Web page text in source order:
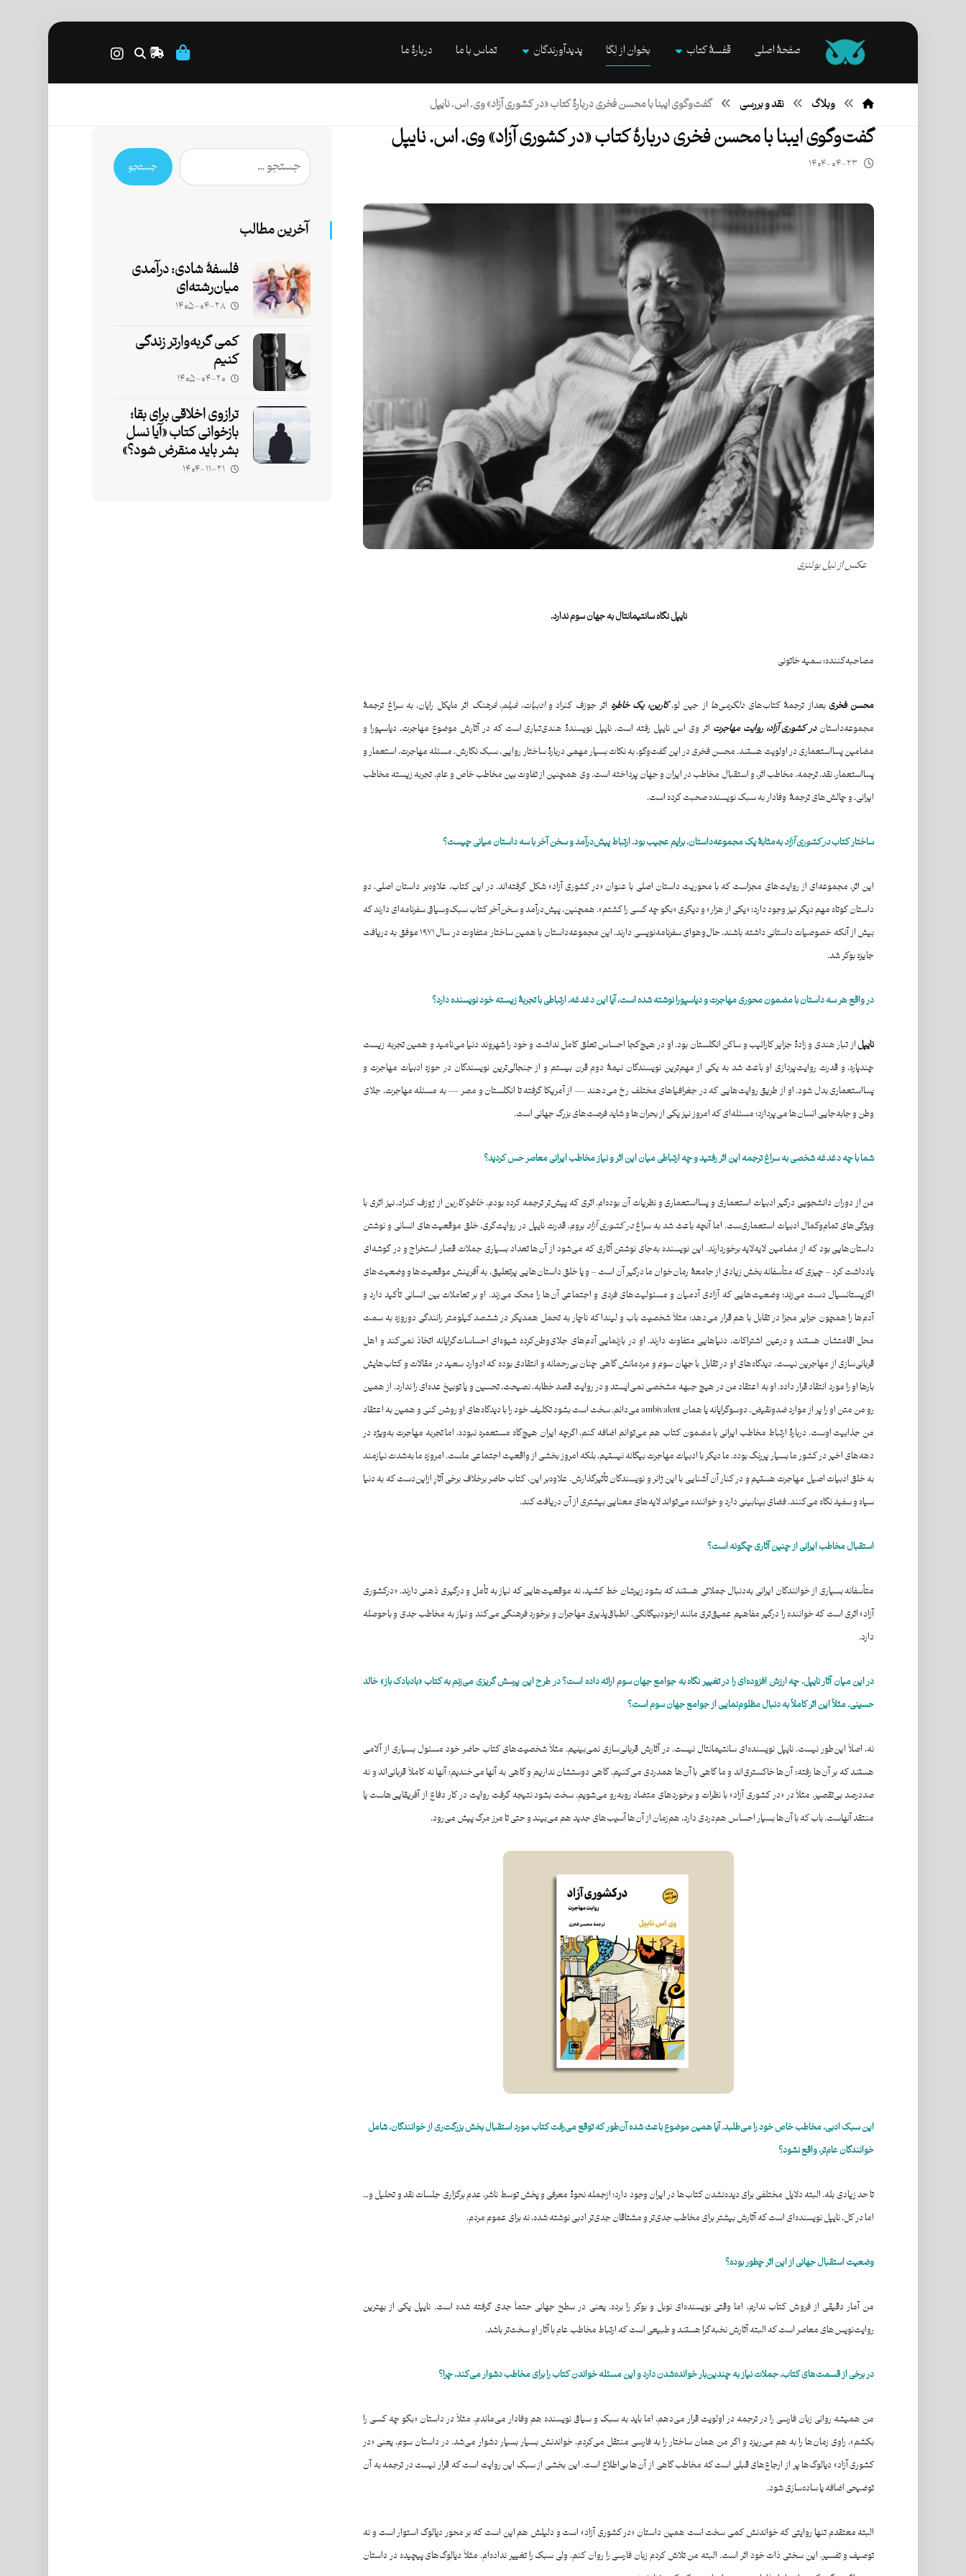
صفحۀ اصلی قفسۀ کتاب بخوان از لِگا پدیدآورندگان تماس با ما دربارۀ ما
وبلاگ نقد و بررسی گفت‌و‌گوی ایبنا با محسن فخری دربارهٔ کتاب «در کشوری آزاد» وی. اس. نایپل
گفت‌و‌گوی ایبنا با محسن فخری دربارهٔ کتاب «در کشوری آزاد» وی. اس. نایپل
۱۴۰۴-۰۴-۲۳
عکس از نیل بوئنزی
نایپلنگاه سانتیمانتال به جهان سوم ندارد.
مصاحبه‌کننده: سمیه خاتونی
محسن فخری بعد‌از ترجمهٔ کتاب‌های دلگرمی‌ها از جین لو،کارین: یک خاطره اثر جوزف کنراد وادبیات، فیلم، فرهنگ اثر مایکل رایان، به سراغ ترجمهٔ
مجموعه‌داستاندر کشوری آزاد: روایت مهاجرت اثر وی اس نایپل رفته است. نایپل نویسندهٔ هندی‌تباری است که در آثارش موضوع مهاجرت، دیاسپورا و
مضامین پسااستعماری در اولویت هستند. محسن فخری در این گفت‌و‌گو، به نکات بسیار مهمی دربارهٔ ساختار روایی، سبک نگارش، مسئله مهاجرت، استعمار و
پسااستعمار، نقد، ترجمه، مخاطب اثر، و استقبال مخاطب در ایران و جهان پرداخته است. وی همچنین از تفاوت بین مخاطب خاص و عام، تجربه زیسته مخاطب
ایرانی، و چالش‌های ترجمهٔ وفادار به سبک نویسنده صحبت کرده است.
ساختار کتابدر کشوری آزادبه‌مثابهٔ یک مجموعه‌داستان، برایم عجیب بود. ارتباط پیش‌درآمد و سخن آخر با سه داستان میانی چیست؟
این اثر، مجموعه‌ای از روایت‌های مجزاست که با محوریت داستان اصلی با عنوان «در کشوری آزاد» شکل گرفته‌اند. در این کتاب، علاوه‌بر داستان اصلی، دو
داستان کوتاه مهم دیگر نیز وجود دارد؛ «یکی از هزار» و دیگری «بگو چه کسی را کشتم». همچنین، پیش‌درآمد و سخن‌آخر کتاب سبک‌وسیاق سفرنامه‌ای دارند که
بیش از آنکه خصوصیات داستانی داشته باشند، حال‌وهوای سفرنامه‌نویسی دارند. این مجموعه‌داستان با همین ساختار متفاوت در سال ۱۹۷۱ موفق به دریافت
جایزه بوکر شد.
در واقع هر سه داستان با مضمون محوری مهاجرت و دیاسپورا نوشته شده است، آیا این دغدغه، ارتباطی با تجربهٔ زیسته خود نویسنده دارد؟
نایپلاز تبار هندی و زادۀ جزایر کارائیب و ساکن انگلستان بود. او در هیچ‌کجا احساس تعلق کامل نداشت و خود را شهروند دنیا می‌نامید و همین تجربه زیست
چندپاره، و قدرت روایت‌پردازی او باعث شد به یکی از مهم‌ترین نویسندگان نیمۀ دوم قرن بیستم و از جنجالی‌ترین نویسندگان در حوزه ادبیات مهاجرت و
پسااستعماری بدل شود. او از طریق روایت‌هایی که در جغرافیاهای مختلف رخ می‌دهند — از آمریکا گرفته تا انگلستان و مصر — به مسئله مهاجرت، جلای
وطن و جابه‌جایی انسان‌ها می‌پردازد؛ مسئله‌ای که امروز نیز یکی از بحران‌ها و شاید فرصت‌های بزرگ جهانی است.
شما با چه دغدغه شخصی به سراغ ترجمه این اثر رفتید و چه ارتباطی میان این اثر و نیاز مخاطب ایرانی معاصر حس کردید؟
من از دوران دانشجویی درگیر ادبیات استعماری و پسااستعماری و نظریات آن بوده‌ام. اثری که پیش‌تر ترجمه کرده بودم،خاطره کارین از ژوزف کنراد، نیز اثری با
ویژگی‌های تمام‌وکمال ادبیات استعماری‌ست. اما آنچه باعث شد به سراغدر کشوری آزاد بروم، قدرت نایپل در روایت‌گری، خلق موقعیت‌های انسانی و نوشتن
داستان‌هایی بود که از مضامین لایه‌لایه برخوردارند. این نویسنده به‌جای نوشتن آثاری که می‌شود از آن‌ها تعداد بسیاری جملات قصار استخراج و در گوشه‌ای
یادداشت کرد – چیزی که متأسفانه بخش زیادی از جامعهٔ رمان‌خوان ما درگیر آن است – و یا خلق داستان‌هایی پرتعلیق، به آفرینش موقعیت‌ها و وضعیت‌های
اگزیستانسیال دست می‌زند؛ وضعیت‌هایی که آزادی آدمیان و مسئولیت‌های فردی و اجتماعی آن‌ها را محک می‌زند. او بر تعاملات بین انسانی تأکید دارد و
آدم‌ها را همچون جزایر مجزا در تقابل با هم قرار می‌دهد؛ مثلاً شخصیت باب و لیندا که ناچار به تحمل همدیگر در ششصد کیلومتر رانندگی دوروزه به سمت
محل اقامتشان هستند و درعین اشتراکات، دنیاهایی متفاوت دارند. او در بازنمایی آدم‌های جلای‌وطن‌کرده شیوه‌ای احساسات‌گرایانه اتخاذ نمی‌کند و اهل
قربانی‌سازی از مهاجرین نیست. دیدگاه‌های او در تقابل با جهان سوم و مردمانش گاهی چنان بی‌رحمانه و انتقادی بوده که ادوارد سعید در مقالات و کتاب‌هایش
بارها او را مورد انتقاد قرار داده. او به اعتقاد من در هیچ جبهه مشخصی نمی‌ایستد و در روایت قصد خطابه، نصیحت، تحسین و یا توبیخ عده‌ای را ندارد. از همین
رو من متن او را پر از موارد ضدونقیض، دوسوگرایانه یا همان ambivalent می‌دانم. سخت است بشود تکلیف خود را با دیدگاه‌های او روشن کنی و همین به اعتقاد
من جذابیت اوست. دربارهٔ ارتباط مخاطب ایرانی با مضمون کتاب هم می‌توانم اضافه کنم، اگرچه ایران هیچ‌گاه مستعمره نبوده، اما تجربه مهاجرت به‌ویژه در
دهه‌های اخیر در کشور ما بسیار پررنگ بوده. ما دیگر با ادبیات مهاجرت بیگانه نیستیم، بلکه امروز بخشی از واقعیت اجتماعی ماست. امروزه ما به‌شدت نیازمند
به خلق ادبیات اصیل مهاجرت هستیم و در کنار آن آشنایی با این ژانر و نویسندگان تأثیرگذارش. علاوه‌بر این، کتاب حاضر برخلاف برخی آثارِ ازاین‌دست که به دنیا
سیاه و سفید نگاه می‌کنند، فضای بینابینی دارد و خواننده می‌تواند لایه‌های معنایی بیشتری از آن دریافت کند.
استقبالمخاطبایرانیازچنینآثاری چگونه است؟
متأسفانه بسیاری از خوانندگان ایرانی به‌دنبال جملاتی هستند که بشود زیرشان خط کشید، نه موقعیت‌هایی که نیاز به تأمل و درگیری ذهنی دارند. «درکشوری
آزاد» اثری است که خواننده را درگیر مفاهیم عمیق‌تری مانند ازخودبیگانگی، انطباق‌پذیری مهاجران و برخورد فرهنگی می‌کند و نیاز به مخاطب جدی و با‌حوصله
دارد.
در این میانآثارنایپل،چه ارزش افزوده‌ای را در تغییر نگاهبهجوامعجهانسومارائه داده است؟ در طرح این پرسش گریزی می‌زنم به کتاب «بادبادکباز» خالد
حسینی. مثلاً این اثر کاملاًبهدنبالمظلوم‌نمایی از جوامع جهان سوماست؟
نه، اصلاً این‌طور نیست. نایپل نویسنده‌ای سانتیمانتال نیست. در آثارش قربانی‌سازی نمی‌بینیم. مثلاً شخصیت‌های کتاب حاضر خود مسئول بسیاری از آلامی
هستند که بر آن‌ها رفته؛ آن‌ها خاکستری‌اند و ما گاهی با آن‌ها همدردی می‌کنیم، گاهی دوستشان نداریم و گاهی به آنها می‌خندیم؛ آنها نه کاملاً قربانی‌اند و نه
صددرصد بی‌تقصیر. مثلاً در «در کشوری آزاد» با نظرات و برخوردهای متضاد روبه‌رو می‌شویم. سخت بشود نتیجه گرفت روایت در کار دفاع از آفریقایی‌هاست یا
منتقد آنهاست. باب که با آن‌ها بسیار احساس هم‌دردی دارد، هم‌زمان از آن‌ها آسیب‌های جدید هم می‌بیند و حتی تا مرز مرگ پیش می‌رود.
اینسبک ادبی،مخاطبخاصخود را می‌طلبد. آیاهمینموضوعباعث شده آن‌طور که توقع می‌رفت کتاب مورد استقبال بخش بزرگت‌ری از خوانندگان، شامل
خوانندگان عام‌تر،واقعنشود؟
تا حد زیادی بله. البته دلایل مختلفی برای دیده‌نشدن کتاب‌ها در ایران وجود دارد؛ از‌جمله نحوهٔ معرفی و پخش توسط ناشر، عدم برگزاری جلسات نقد و تحلیل و…
اما در کل، نایپل نویسنده‌ای است که آثارش بیشتر برای مخاطب جدی‌تر و مشتاقان جدی‌تر ادبی نوشته شده، نه برای عموم مردم.
وضعیتاستقبالجهانیازایناثرچطوربوده؟
من آمار دقیقی از فروش کتاب ندارم، اما وقتی نویسنده‌ای نوبل و بوکر را برده، یعنی در سطح جهانی حتماً جدی گرفته شده است. نایپل یکی از بهترین
روایت‌نویس‌های معاصر است که البته آثارش نخبه‌گرا هستند و طبیعی است که ارتباط مخاطب عام با آثار او سخت‌تر باشد.
در برخی از قسمت‌های کتاب، جملات نیاز به چندین‌بار خوانده‌شدن دارد و این مسئله خواندنکتابرابرایمخاطبدشوارمی‌کند، چرا؟
من همیشه روانی زبان فارسی را در ترجمه در اولویت قرار می‌دهم، اما باید به سبک و سیاق نویسنده هم وفادار می‌ماندم. مثلاً در داستان «بگو چه کسی را
بکشم»، راوی زمان‌ها را به هم می‌ریزد و اگر من همان ساختار را به فارسی منتقل می‌کردم، خواندنش بسیار بسیار دشوار می‌شد. در داستان سوم، یعنی «در
کشوری آزاد» دیالوگ‌ها پر از ارجاع‌های قبلی است که مخاطب گاهی از آن‌ها بی‌اطلاع است. این بخشی از سبک این روایت است که قرار نیست در ترجمه به آن
توضیحی اضافه یا ساده‌سازی شود.
البته معتقدم تنها روایتی که خواندنش کمی سخت است همین داستان «در کشوری آزاد» است و دلیلش هم این است که بر محور دیالوگ استوار است و نه
توصیف و تفسیر. این سختی ذات خود اثر است. البته من تلاش کردم زبان فارسی را روان کنم، ولی سبک را تغییر نداده‌ام. مثلاً دیالوگ‌های پیچیده در داستان
جستجو
آخرین مطالب
فلسفۀ شادی: درآمدی
میان‌رشته‌ای
۱۴۰۵-۰۴-۲۸
کمی گربه‌وارتر زندگی
کنیم
۱۴۰۵-۰۴-۲۰
ترازوی اخلاقی برای بقا؛
بازخوانی کتاب «آیا نسل
بشر باید منقرض شود؟»
۱۴۰۴-۱۱-۲۱